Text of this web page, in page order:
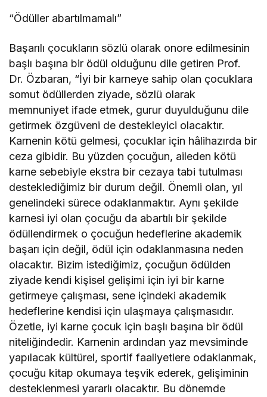
“Ödüller abartılmamalı”
Başarılı çocukların sözlü olarak onore edilmesinin
başlı başına bir ödül olduğunu dile getiren Prof.
Dr. Özbaran, “İyi bir karneye sahip olan çocuklara
somut ödüllerden ziyade, sözlü olarak
memnuniyet ifade etmek, gurur duyulduğunu dile
getirmek özgüveni de destekleyici olacaktır.
Karnenin kötü gelmesi, çocuklar için hâlihazırda bir
ceza gibidir. Bu yüzden çocuğun, aileden kötü
karne sebebiyle ekstra bir cezaya tabi tutulması
desteklediğimiz bir durum değil. Önemli olan, yıl
genelindeki sürece odaklanmaktır. Aynı şekilde
karnesi iyi olan çocuğu da abartılı bir şekilde
ödüllendirmek o çocuğun hedeflerine akademik
başarı için değil, ödül için odaklanmasına neden
olacaktır. Bizim istediğimiz, çocuğun ödülden
ziyade kendi kişisel gelişimi için iyi bir karne
getirmeye çalışması, sene içindeki akademik
hedeflerine kendisi için ulaşmaya çalışmasıdır.
Özetle, iyi karne çocuk için başlı başına bir ödül
niteliğindedir. Karnenin ardından yaz mevsiminde
yapılacak kültürel, sportif faaliyetlere odaklanmak,
çocuğu kitap okumaya teşvik ederek, gelişiminin
desteklenmesi yararlı olacaktır. Bu dönemde